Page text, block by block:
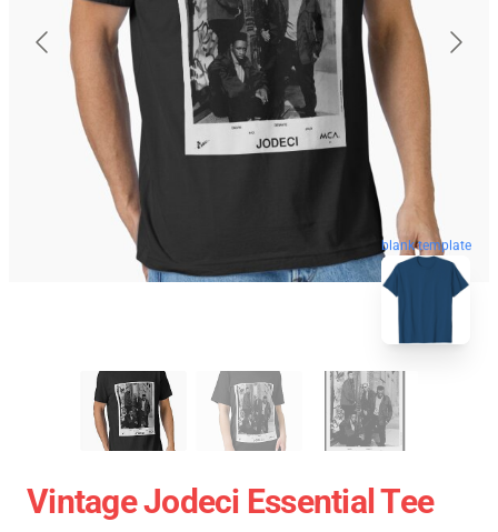
blank template
Vintage Jodeci Essential Tee